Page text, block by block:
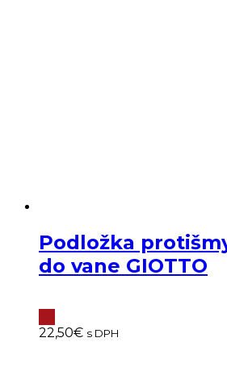
Podložka
do vane GIOTTO
22,50€ s DPH